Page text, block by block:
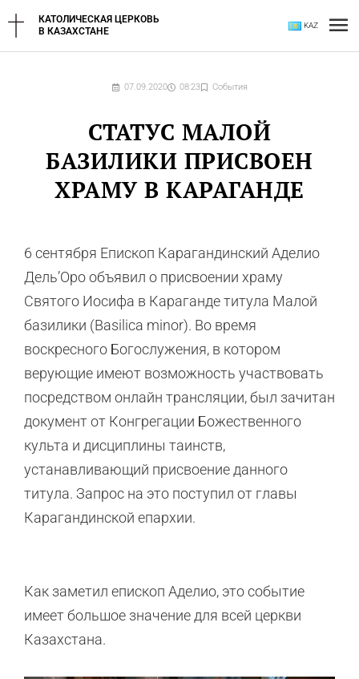
Перейти
содержимому
КАТОЛИЧЕСКАЯ ЦЕРКОВЬ
В КАЗАХСТАНЕ
KAZ
07.09.2020 08:23 События
СТАТУС МАЛОЙ
БАЗИЛИКИ ПРИСВОЕН
ХРАМУ В КАРАГАНДЕ
6 сентября Епископ Карагандинский Аделио
Дель’Оро объявил о присвоении храму
Святого Иосифа в Караганде титула Малой
базилики (Basilica minor). Во время
воскресного Богослужения, в котором
верующие имеют возможность участвовать
посредством онлайн трансляции, был зачитан
документ от Конгрегации Божественного
культа и дисциплины таинств,
устанавливающий присвоение данного
титула. Запрос на это поступил от главы
Карагандинской епархии.
Как заметил епископ Аделио, это событие
имеет большое значение для всей церкви
Казахстана.